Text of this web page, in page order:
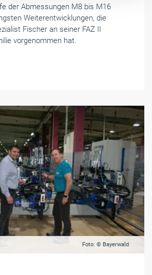
der Abmessungen M8 bis M16
Weiterentwicklungen, die
Fischer an seiner FAZ II
vorgenommen hat.
Foto: © Bayerwald